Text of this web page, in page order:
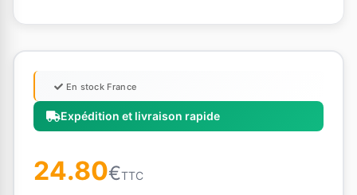
Expédition et livraison rapide
En stock France
24.80€TTC